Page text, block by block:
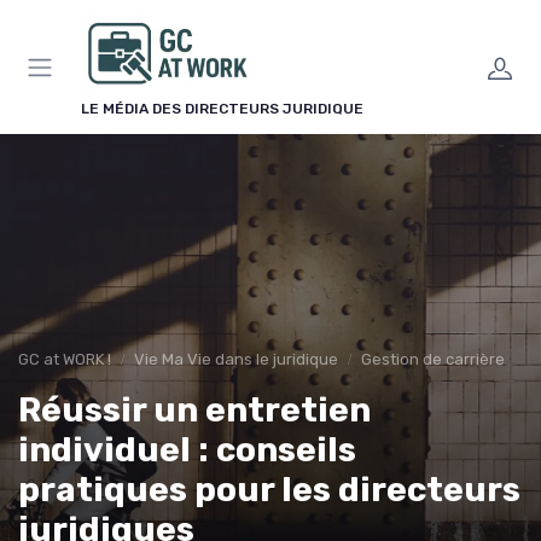
LE MÉDIA DES DIRECTEURS JURIDIQUE
GC at WORK ! Vie Ma Vie dans le juridique Gestion de carrière
Réussir un entretien
individuel : conseils
pratiques pour les directeurs
juridiques